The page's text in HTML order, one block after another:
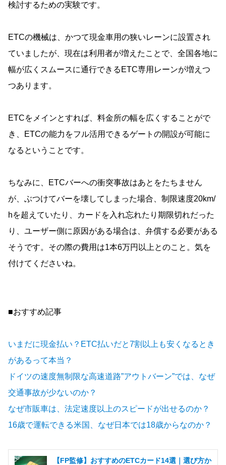
検討するための実験です。
ETCの機械は、かつて現金車用の狭いレーンに設置され
ていましたが、現在は利用者が増えたことで、全国各地に
幅が広くスムースに通行できるETC専用レーンが増えつ
つあります。
ETCをメインとすれば、料金所の幅を広くすることがで
き、ETCの能力をフル活用できるゲートの開設が可能に
なるということです。
ちなみに、ETCバーへの衝突事故はあとをたちません
が、ぶつけてバーを壊してしまった場合、制限速度20km/
hを超えていたり、カードを入れ忘れたり期限切れだった
り、ユーザー側に原因がある場合は、弁償する必要がある
そうです。その際の費用は1本6万円以上とのこと。気を
付けてくださいね。
■おすすめ記事
いまだに現金払い？ETC払いだと7割以上も安くなるとき
があるって本当？
ドイツの速度無制限な高速道路”アウトバーン”では、なぜ
交通事故が少ないのか？
なぜ市販車は、法定速度以上のスピードが出せるのか？
16歳で運転できる米国、なぜ日本では18歳からなのか？
【FP監修】おすすめのETCカード14選｜選び方か